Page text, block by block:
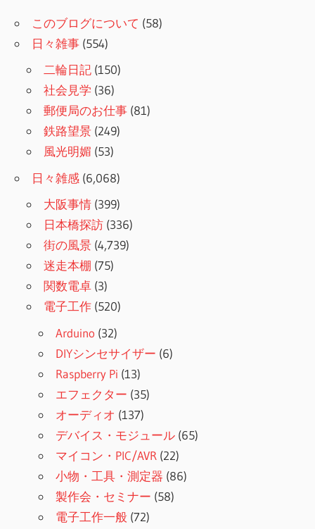
このブログについて (58)
日々雑事 (554)
二輪日記 (150)
社会見学 (36)
郵便局のお仕事 (81)
鉄路望景 (249)
風光明媚 (53)
日々雑感 (6,068)
大阪事情 (399)
日本橋探訪 (336)
街の風景 (4,739)
迷走本棚 (75)
関数電卓 (3)
電子工作 (520)
Arduino (32)
DIYシンセサイザー (6)
Raspberry Pi (13)
エフェクター (35)
オーディオ (137)
デバイス・モジュール (65)
マイコン・PIC/AVR (22)
小物・工具・測定器 (86)
製作会・セミナー (58)
電子工作一般 (72)